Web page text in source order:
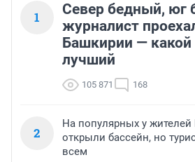
1
Север бедный, юг
журналист
Башкирии — какой
лучший
105 871 168
2
На популярных у
открыли бассейн, но
всем